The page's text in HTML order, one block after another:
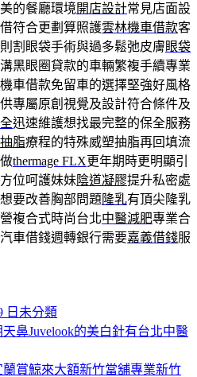
的餐廳環境開店設計常見店面設
符合更劃算照護雲林機車借款客
割眼袋手術與過多鬆弛皮膚眼袋
黑眼圈貸款的車輛繁複手續專業
車借款免留車的選擇堅強好風格
專屬原創視覺及設計符合條件及
迅速維護想找最完整的保全服務
抽脂療程的特殊威塑抽脂再回填流
thermage FLX更年期時更明顯引
位呵護妹妹陰道凝膠提升私密處
要改善胸部問題 隆乳有頂尖隆乳
複合式時尚台北中醫減肥專業合
車借錢週轉銀行需要嘉義借錢服
日 類
未分類
鼻Juvelook的美白針有台北中醫
賞鯨來大額新竹當舖專業新竹